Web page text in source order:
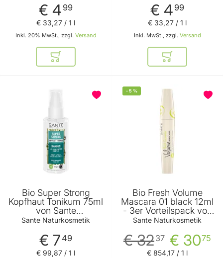
€ 4 99
Inkl. 20% MwSt., zzgl. Versand
€ 33,27 / 1 l
In den Warenkorb
€ 4 99
Inkl. MwSt., zzgl. Versand
€ 33,27 / 1 l
In den
Bio Super Strong
Kopfhaut Tonikum 75ml
von Sante
Naturkosmetik
Sante Naturkosmetik
€ 7 49
€ 99,87 / 1 l
-5 %
Bio Fresh Volume
Mascara 01 black 12ml
- 3er Vorteilspack von
Sante Naturkosmetik
Sante Naturkosmetik
€ 3075
€ 3237
€ 854,17 / 1 l